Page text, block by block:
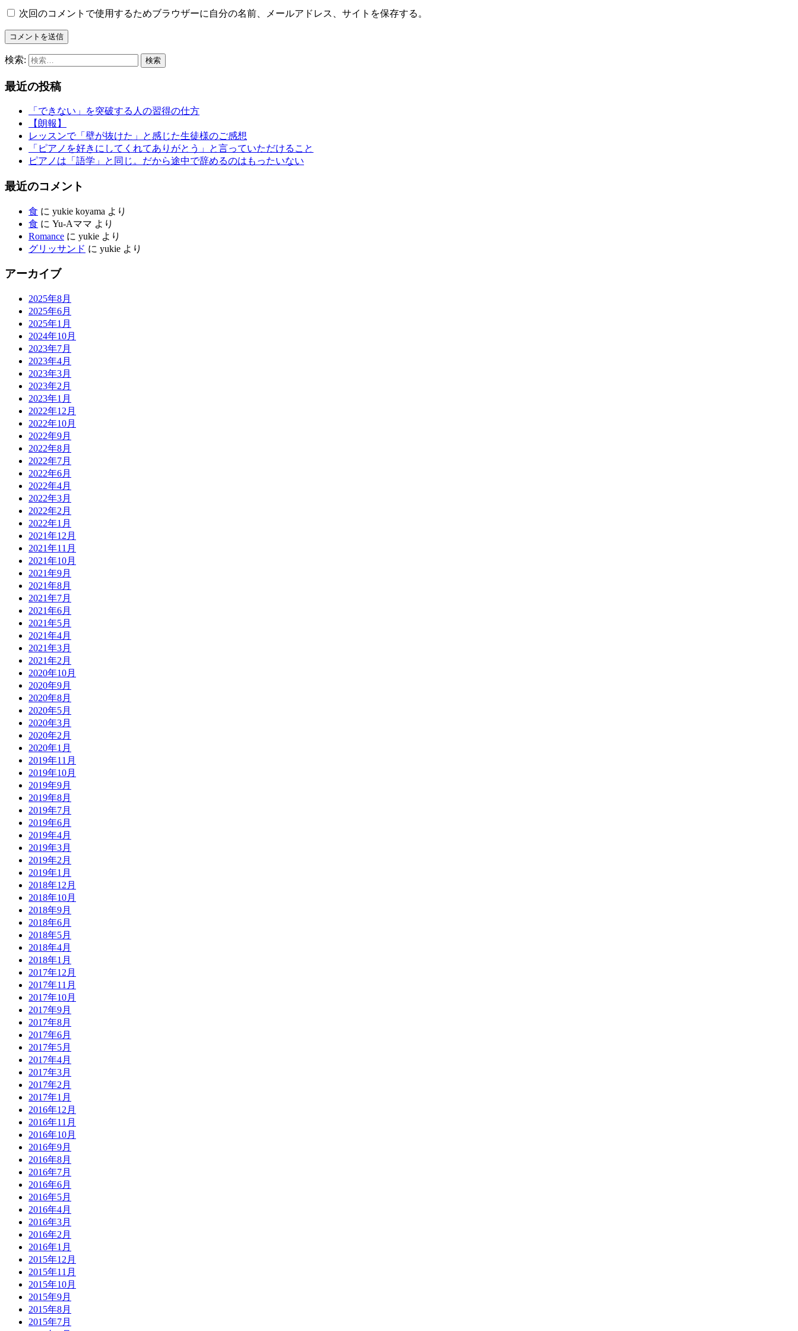
次回のコメントで使用するためブラウザーに自分の名前、メールアドレス、サイトを保存する。
検索:
最近の投稿
「できない」を突破する人の習得の仕方
【朗報】
レッスンで「壁が抜けた」と感じた生徒様のご感想
「ピアノを好きにしてくれてありがとう」と言っていただけること
ピアノは「語学」と同じ。だから途中で辞めるのはもったいない
最近のコメント
食 に yukie koyama より
食 に Yu-Aママ より
Romance に yukie より
グリッサンド に yukie より
アーカイブ
2025年8月
2025年6月
2025年1月
2024年10月
2023年7月
2023年4月
2023年3月
2023年2月
2023年1月
2022年12月
2022年10月
2022年9月
2022年8月
2022年7月
2022年6月
2022年4月
2022年3月
2022年2月
2022年1月
2021年12月
2021年11月
2021年10月
2021年9月
2021年8月
2021年7月
2021年6月
2021年5月
2021年4月
2021年3月
2021年2月
2020年10月
2020年9月
2020年8月
2020年5月
2020年3月
2020年2月
2020年1月
2019年11月
2019年10月
2019年9月
2019年8月
2019年7月
2019年6月
2019年4月
2019年3月
2019年2月
2019年1月
2018年12月
2018年10月
2018年9月
2018年6月
2018年5月
2018年4月
2018年1月
2017年12月
2017年11月
2017年10月
2017年9月
2017年8月
2017年6月
2017年5月
2017年4月
2017年3月
2017年2月
2017年1月
2016年12月
2016年11月
2016年10月
2016年9月
2016年8月
2016年7月
2016年6月
2016年5月
2016年4月
2016年3月
2016年2月
2016年1月
2015年12月
2015年11月
2015年10月
2015年9月
2015年8月
2015年7月